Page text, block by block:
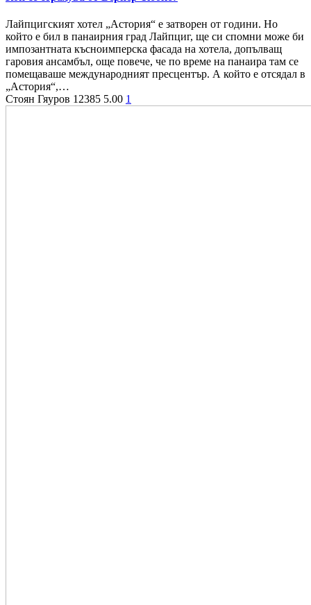
Лайпцигският хотел „Астория“ е затворен от години. Но
който е бил в панаирния град Лайпциг, ще си спомни може би
импозантната късноимперска фасада на хотела, допълващ
гаровия ансамбъл, още повече, че по време на панаира там се
помещаваше международният пресцентър. А който е отсядал в
„Астория“,…
Стоян Гяуров 12385 5.00 1